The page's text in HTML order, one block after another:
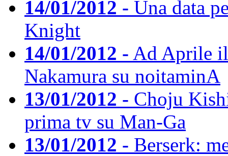
14/01/2012 - Una data
Knight
14/01/2012 - Ad Aprile
Nakamura su noitaminA
13/01/2012 - Choju
prima tv su Man-Ga
13/01/2012 - Berserk: